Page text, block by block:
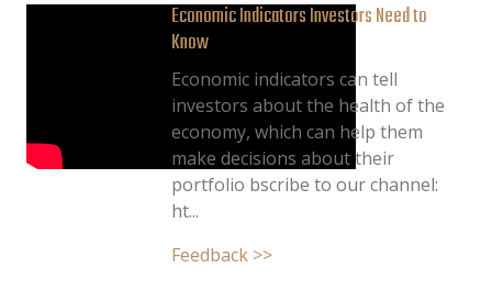
Economic Indicators Investors Need to
Know
Economic indicators can tell
investors about the health of the
economy, which can help them
make decisions about their
portfolio bscribe to our channel:
ht...
Feedback >>